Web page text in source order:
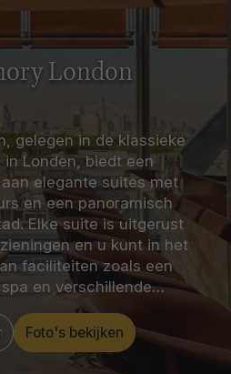
London
gelegen in de klassieke
Londen, biedt een
elegante suites met
en een panoramisch
Elke suite is uitgerust
en u kunt in het
faciliteiten zoals een
en verschillende…
Foto's bekijken